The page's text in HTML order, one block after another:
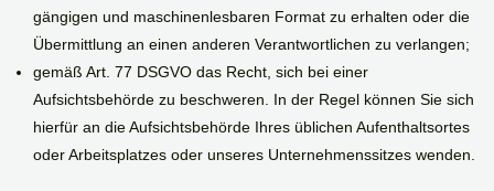
gängigen und maschinenlesbaren Format zu erhalten oder die
Übermittlung an einen anderen Verantwortlichen zu verlangen;
gemäß Art. 77 DSGVO das Recht, sich bei einer
Aufsichtsbehörde zu beschweren. In der Regel können Sie sich
hierfür an die Aufsichtsbehörde Ihres üblichen Aufenthaltsortes
oder Arbeitsplatzes oder unseres Unternehmenssitzes wenden.